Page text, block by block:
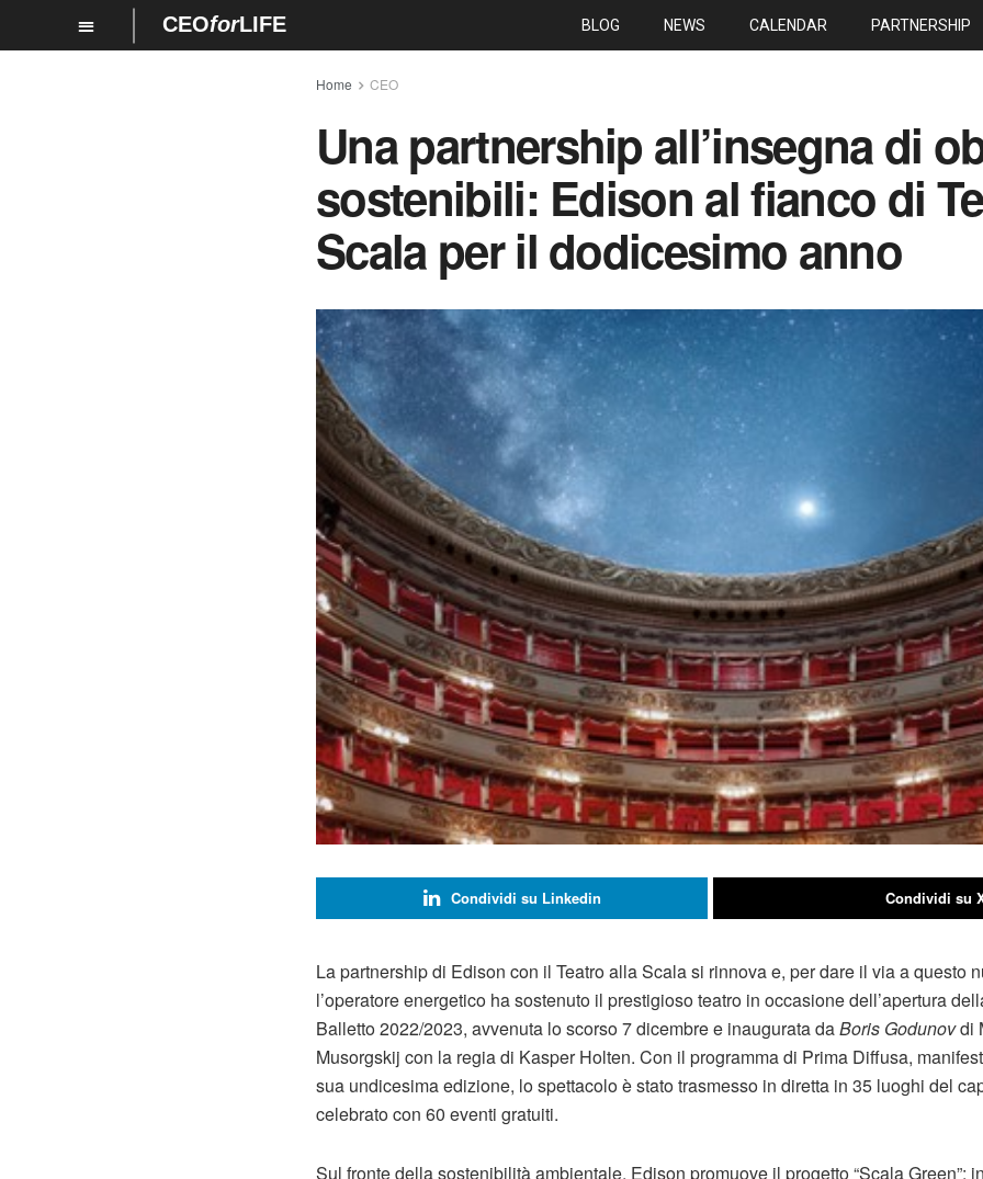
CEOforLIFE BLOG NEWS CALENDAR PARTNERSHIP
Home CEO
Una partnership all’insegna di
sostenibili: Edison al fianco di
Scala per il dodicesimo anno
Condividi su Linkedin Condividi su
La partnership di Edison con il Teatro alla Scala si rinnova e, per dare il via a questo
l’operatore energetico ha sostenuto il prestigioso teatro in occasione dell’apertura
Balletto 2022/2023, avvenuta lo scorso 7 dicembre e inaugurata daBoris Godunovdi
Musorgskij con la regia di Kasper Holten. Con il programma di Prima Diffusa,
sua undicesima edizione, lo spettacolo è stato trasmesso in diretta in 35 luoghi del
celebrato con 60 eventi gratuiti.
Sul fronte della sostenibilità ambientale, Edison promuove il progetto “Scala Green”: